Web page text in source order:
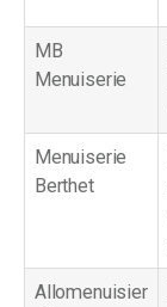
MB
Menuiserie
Menuiserie
Berthet
Allomenuisier